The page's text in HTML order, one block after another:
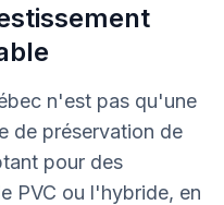
n'est pas qu'une
de préservation de
pour des
PVC ou l'hybride, en